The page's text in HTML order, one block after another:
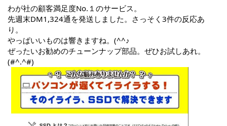
わが社の顧客満足度No.１のサービス。
先週末DM1,324通を発送しました。さっそく3件の反応あ
り。
やっぱいいものは響きますね。(^^♪
ぜったいお勧めのチューンナップ部品。ぜひお試しあれ。
(#^.^#)